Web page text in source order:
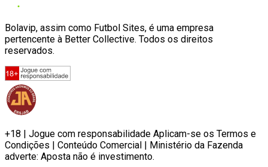
Bolavip, assim como Futbol Sites, é uma empresa
pertencente à Better Collective. Todos os direitos
reservados.
+18 | Jogue com responsabilidade Aplicam-se os Termos e
Condições | Conteúdo Comercial | Ministério da Fazenda
adverte: Aposta não é investimento.